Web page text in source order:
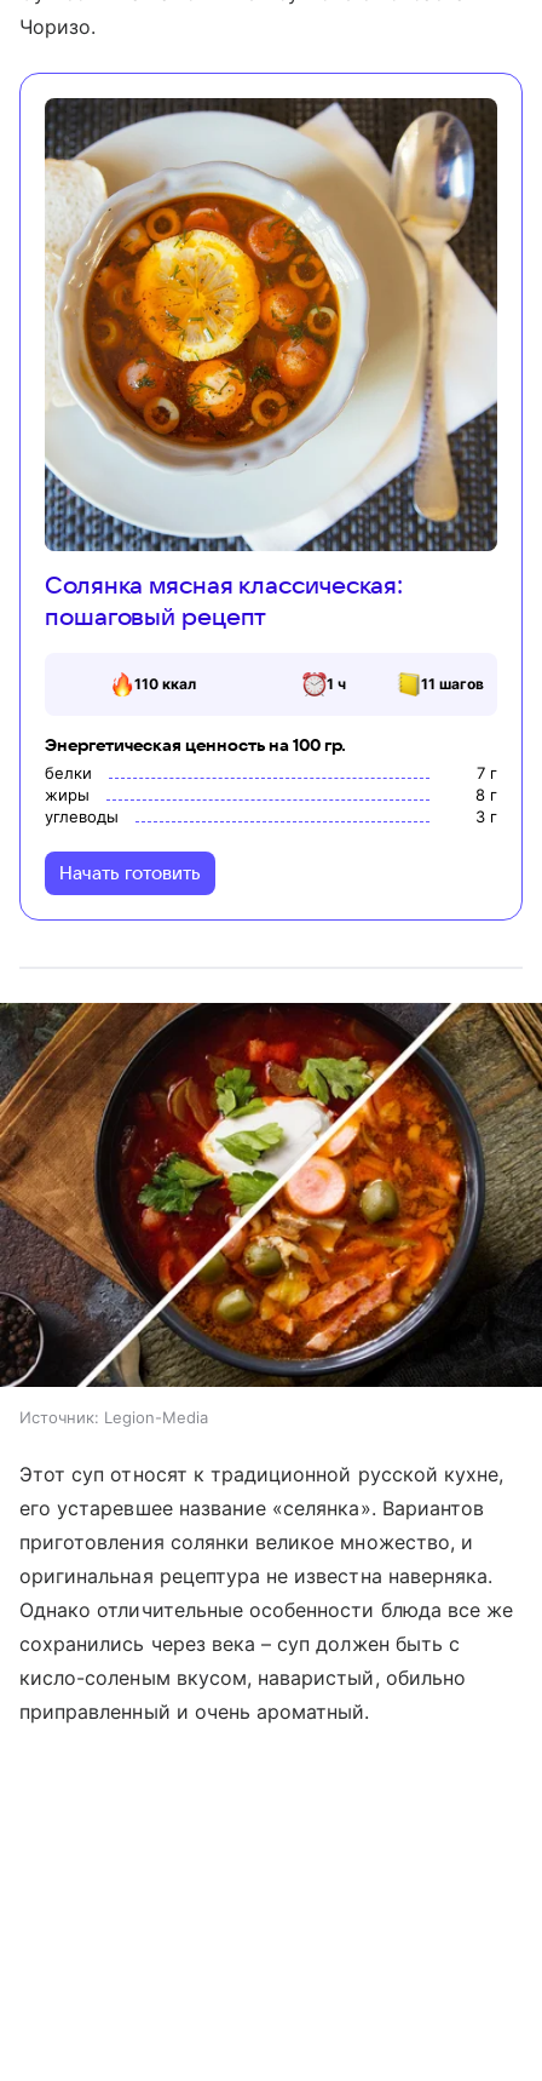
Чоризо.
Солянка мясная классическая:
пошаговый рецепт
110ккал 1 ч 11 шагов
Энергетическая ценность на 100 гр.
белки 7 г
жиры
8 г
углеводы
3 г
Начать готовить
Источник: Legion-Media
Этот суп относят к традиционной русской кухне,
его устаревшее название «селянка». Вариантов
приготовления солянки великое множество, и
оригинальная рецептура не известна наверняка.
Однако отличительные особенности блюда все же
сохранились через века – суп должен быть с
кисло-соленым вкусом, наваристый, обильно
приправленный и очень ароматный.